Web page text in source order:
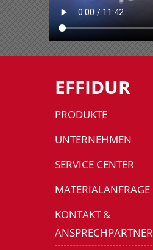
EFFIDUR
PRODUKTE
UNTERNEHMEN
SERVICE CENTER
MATERIALANFRAGE
KONTAKT &
ANSPRECHPARTNER